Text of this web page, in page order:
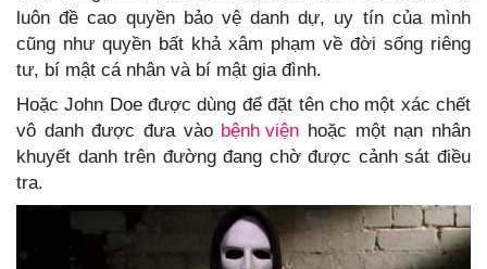
luôn đề cao quyền bảo vệ danh dự, uy tín của mình
cũng như quyền bất khả xâm phạm về đời sống riêng
tư, bí mật cá nhân và bí mật gia đình.
Hoặc John Doe được dùng để đặt tên cho một xác chết
vô danh được đưa vào bệnh viện hoặc một nạn nhân
khuyết danh trên đường đang chờ được cảnh sát điều
tra.